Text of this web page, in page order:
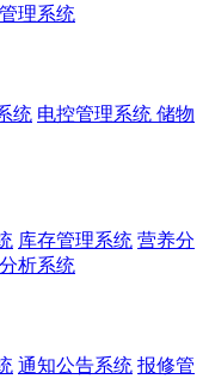
理系统
统 电控管理系统 储物
库存管理系统 营养分
析系统
通知公告系统 报修管